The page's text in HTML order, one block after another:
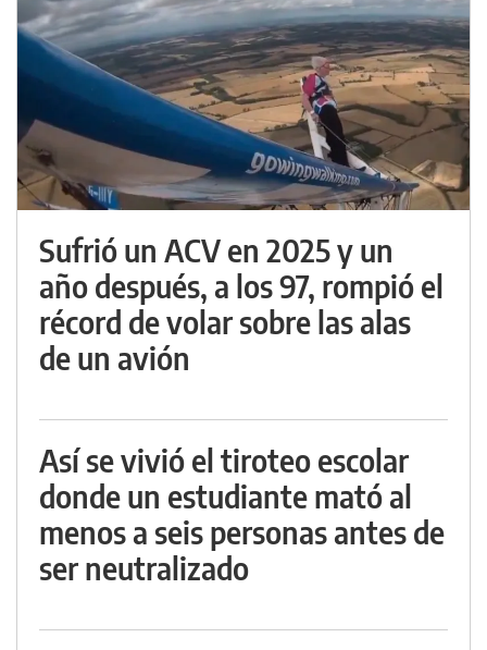
Sufrió un ACV en 2025 y un
año después, a los 97, rompió el
récord de volar sobre las alas
de un avión
Así se vivió el tiroteo escolar
donde un estudiante mató al
menos a seis personas antes de
ser neutralizado